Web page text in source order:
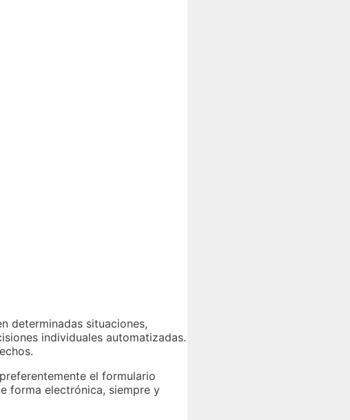
determinadas situaciones,
individuales automatizadas.
el formulario
forma electrónica, siempre y